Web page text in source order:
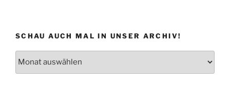
SCHAU AUCH MAL IN UNSER ARCHIV!